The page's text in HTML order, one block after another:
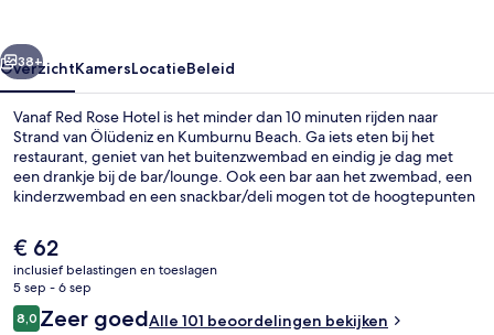
Volgende
38+
OverzichtKamersLocatieBeleid
Vanaf Red Rose Hotel is het minder dan 10 minuten rijden naar
Strand van Ölüdeniz en Kumburnu Beach. Ga iets eten bij het
restaurant, geniet van het buitenzwembad en eindig je dag met
een drankje bij de bar/lounge. Ook een bar aan het zwembad, een
kinderzwembad en een snackbar/deli mogen tot de hoogtepunten
De
huidige
prijs
is
€ 62
€ 62
inclusief belastingen en toeslagen
5 sep - 6 sep
Beoordelingen
8,08,0 op 10 –
Zeer goedAlle 101 beoordelingen bekijken